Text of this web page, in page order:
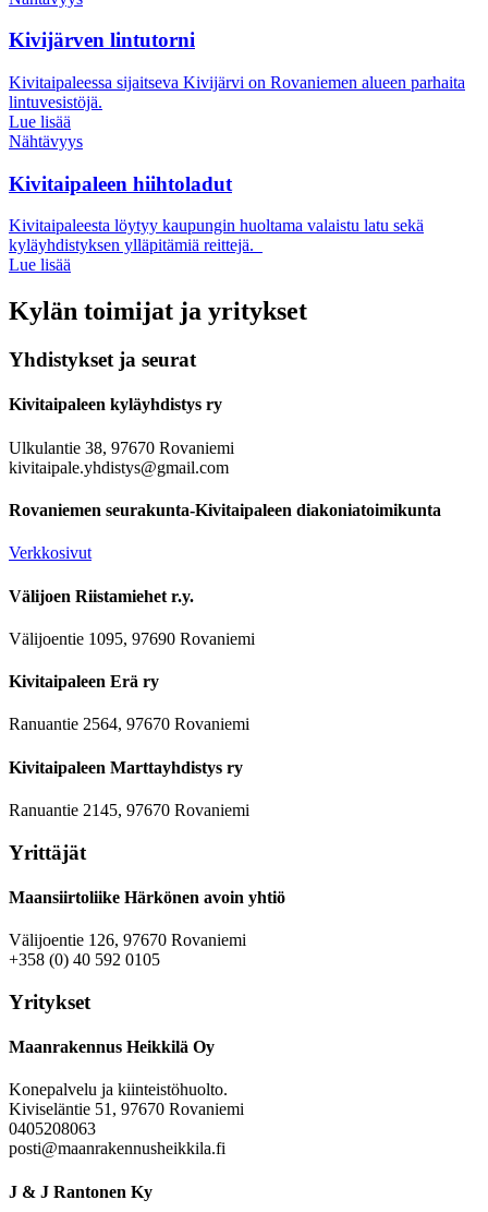
Kivijärven lintutorni
Kivitaipaleessa sijaitseva Kivijärvi on Rovaniemen alueen parhaita
lintuvesistöjä.
Lue lisää
Nähtävyys
Kivitaipaleen hiihtoladut
Kivitaipaleesta löytyy kaupungin huoltama valaistu latu sekä
kyläyhdistyksen ylläpitämiä reittejä.
Lue lisää
Kylän toimijat ja yritykset
Yhdistykset ja seurat
Kivitaipaleen kyläyhdistys ry
Ulkulantie 38, 97670 Rovaniemi
kivitaipale.yhdistys@gmail.com
Rovaniemen seurakunta-Kivitaipaleen diakoniatoimikunta
Verkkosivut
Välijoen Riistamiehet r.y.
Välijoentie 1095, 97690 Rovaniemi
Kivitaipaleen Erä ry
Ranuantie 2564, 97670 Rovaniemi
Kivitaipaleen Marttayhdistys ry
Ranuantie 2145, 97670 Rovaniemi
Yrittäjät
Maansiirtoliike Härkönen avoin yhtiö
Välijoentie 126, 97670 Rovaniemi
+358 (0) 40 592 0105
Yritykset
Maanrakennus Heikkilä Oy
Konepalvelu ja kiinteistöhuolto.
Kiviseläntie 51, 97670 Rovaniemi
0405208063
posti@maanrakennusheikkila.fi
J & J Rantonen Ky